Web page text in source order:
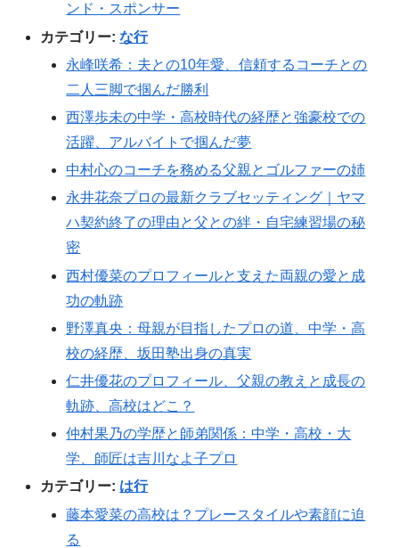
ンド・スポンサー
カテゴリー:な行
永峰咲希：夫との10年愛、信頼するコーチとの
二人三脚で掴んだ勝利
西澤歩未の中学・高校時代の経歴と強豪校での
活躍、アルバイトで掴んだ夢
中村心のコーチを務める父親とゴルファーの姉
永井花奈プロの最新クラブセッティング｜ヤマ
ハ契約終了の理由と父との絆・自宅練習場の秘
密
西村優菜のプロフィールと支えた両親の愛と成
功の軌跡
野澤真央：母親が目指したプロの道、中学・高
校の経歴、坂田塾出身の真実
仁井優花のプロフィール、父親の教えと成長の
軌跡、高校はどこ？
仲村果乃の学歴と師弟関係：中学・高校・大
学、師匠は吉川なよ子プロ
カテゴリー: は行
藤本愛菜の高校は？プレースタイルや素顔に迫
る